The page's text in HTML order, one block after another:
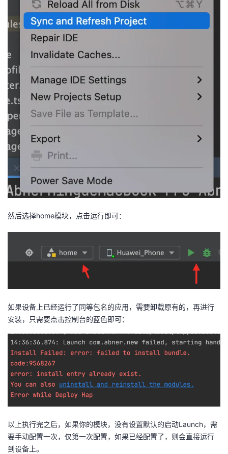
然后选择home模块，点击运行即可：
如果设备上已经运行了同等包名的应用，需要卸载原有的，再进行
安装，只需要点击控制台的蓝色即可：
以上执行完之后，如果你的模块，没有设置默认的启动Launch，需
要手动配置一次，仅第一次配置，如果已经配置了，则会直接运行
到设备上。